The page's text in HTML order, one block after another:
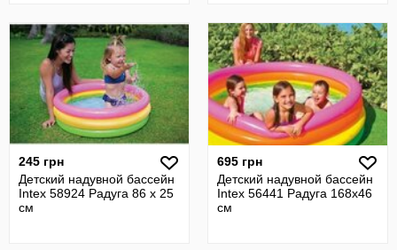
245 грн
Детский надувной бассейн
Intex 58924 Радуга 86 х 25
см
695 грн
Детский надувной бассейн
Intex 56441 Радуга 168х46
см